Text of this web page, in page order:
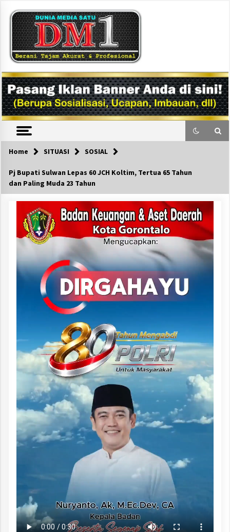
content
DM1
Home SITUASI SOSIAL
Pj Bupati Sulwan Lepas 60 JCH Koltim, Tertua 65 Tahun
dan Paling Muda 23 Tahun